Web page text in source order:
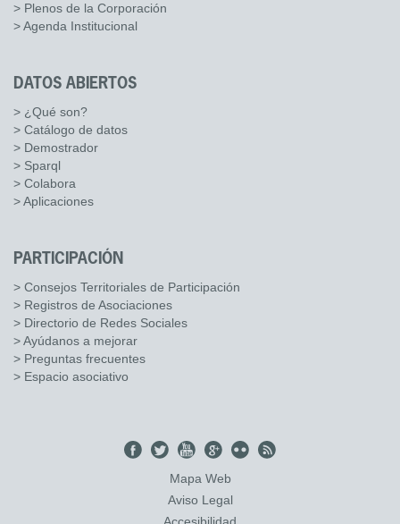
> Plenos de la Corporación
> Agenda Institucional
DATOS ABIERTOS
> ¿Qué son?
> Catálogo de datos
> Demostrador
> Sparql
> Colabora
> Aplicaciones
PARTICIPACIÓN
> Consejos Territoriales de Participación
> Registros de Asociaciones
> Directorio de Redes Sociales
> Ayúdanos a mejorar
> Preguntas frecuentes
> Espacio asociativo
Mapa Web
Aviso Legal